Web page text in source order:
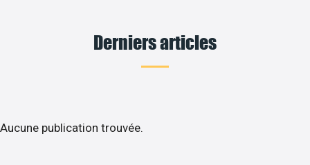
Derniers articles
Aucune publication trouvée.